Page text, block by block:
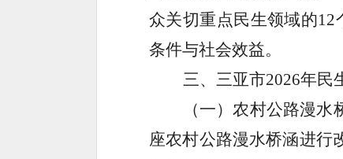
众关切重点民生领域的12
条件与社会效益。
三、三亚市2026年民
（一）农村公路漫
座农村公路漫水桥涵进行